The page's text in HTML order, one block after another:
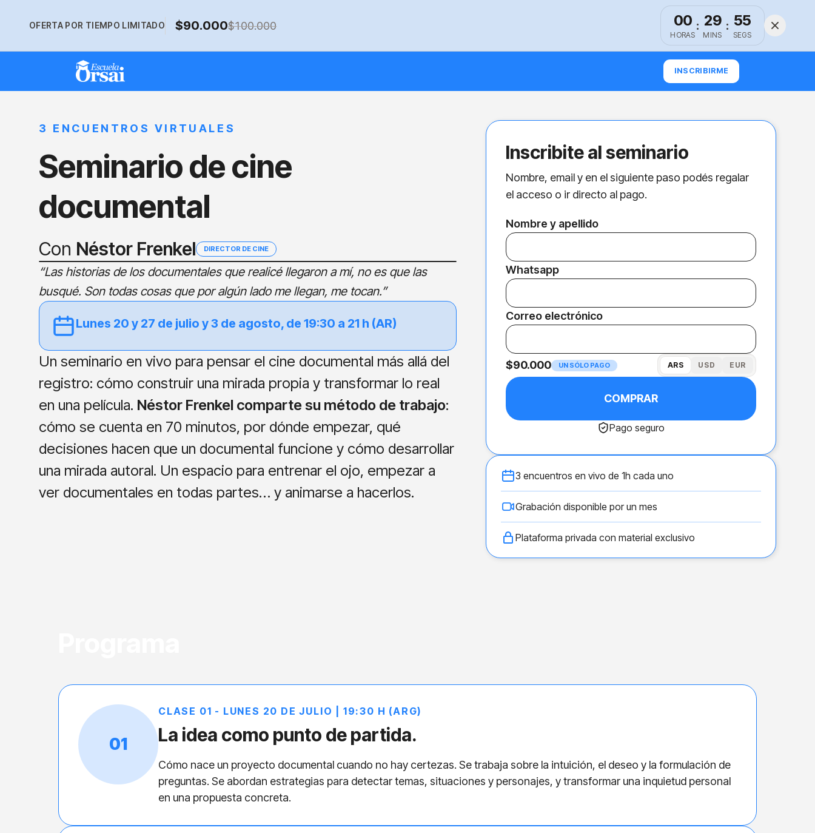
OFERTA POR TIEMPO LIMITADO $90.000$100.000 00
HORAS
: 29
MINS
: 54
SEGS
3 ENCUENTROS VIRTUALES
Seminario de cine
documental
Con Néstor Frenkel DIRECTOR DE CINE
“Las historias de los documentales que realicé llegaron a mí, no es que las
busqué. Son todas cosas que por algún lado me llegan, me tocan.”
Lunes 20 y 27 de julio y 3 de agosto, de 19:30 a 21 h (AR)
Un seminario en vivo para pensar el cine documental más allá del
registro: cómo construir una mirada propia y transformar lo real
en una película. Néstor Frenkel comparte su método de trabajo:
cómo se cuenta en 70 minutos, por dónde empezar, qué
decisiones hacen que un documental funcione y cómo desarrollar
una mirada autoral. Un espacio para entrenar el ojo, empezar a
ver documentales en todas partes… y animarse a hacerlos.
Inscribite al seminario
Nombre, email y en el siguiente paso podés regalar
el acceso o ir directo al pago.
Nombre y apellido
Whatsapp
Correo electrónico
$90.000 UN SÓLO PAGO ARS USD EUR
COMPRAR
Pago seguro
3 encuentros en vivo de 1h cada uno
Grabación disponible por un mes
Plataforma privada con material exclusivo
01
CLASE 01 - LUNES 20 DE JULIO | 19:30 H (ARG)
La idea como punto de partida.
Cómo nace un proyecto documental cuando no hay certezas. Se trabaja sobre la intuición, el deseo y la formulación de
preguntas. Se abordan estrategias para detectar temas, situaciones y personajes, y transformar una inquietud personal
en una propuesta concreta.